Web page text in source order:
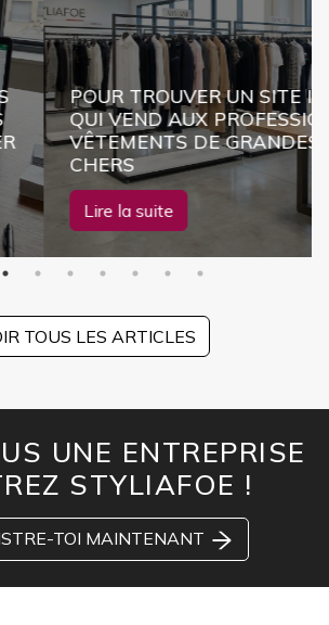
TROUVER UN SITE INTERNET
AUX PROFESSIONNELS DES
DE GRANDES MARQUES
la suite
TOUS LES ARTICLES
UNE ENTREPRISE
STYLIAFOE !
TOI MAINTENANT